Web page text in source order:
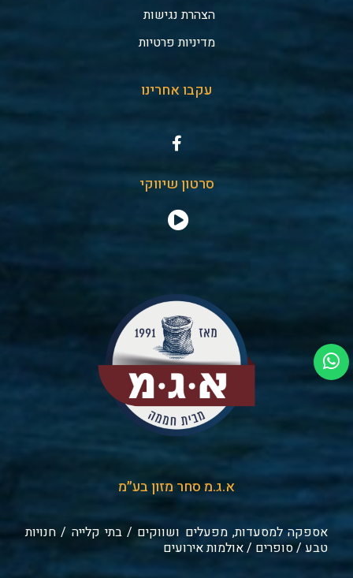
הצהרת נגישות
מדיניות פרטיות
עקבו אחרינו
סרטון שיווקי
א.ג.מ סחר מזון בע״מ
אספקה למסעדות, מפעלים ושווקים / בתי קלייה / חנויות
טבע / סופרים / אולמות אירועים